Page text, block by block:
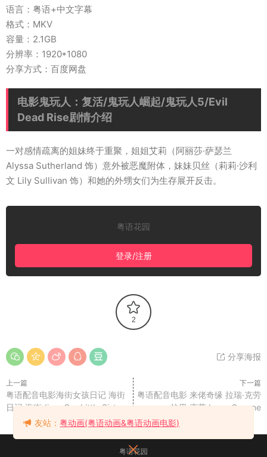
语言：粤语+中文字幕
格式：MKV
容量：2.1GB
分辨率：1920*1080
分享方式：百度网盘
电影鬼玩人：复活/鬼玩人崛起/鬼玩人5/Evil
Dead Rise剧情介绍
一对感情疏离的姐妹终于重聚，姐姐艾莉（阿丽莎·萨瑟兰
Alyssa Sutherland 饰）意外被恶魔附体，妹妹贝丝（莉莉·沙利
文 Lily Sullivan 饰）和她的外甥女们为生存展开反击。
粤语花园
登录/注册
2
分享海报
上一篇
粤语配音电影海街女孩日记 海街
日记 海街diary Our Little Sister
下一篇
粤语配音电影 来佬奇缘 拉瑞·克劳
拉里·克劳 Larry Crowne
粤语花园
友站：粤动画(粤语动画&粤语动画电影)